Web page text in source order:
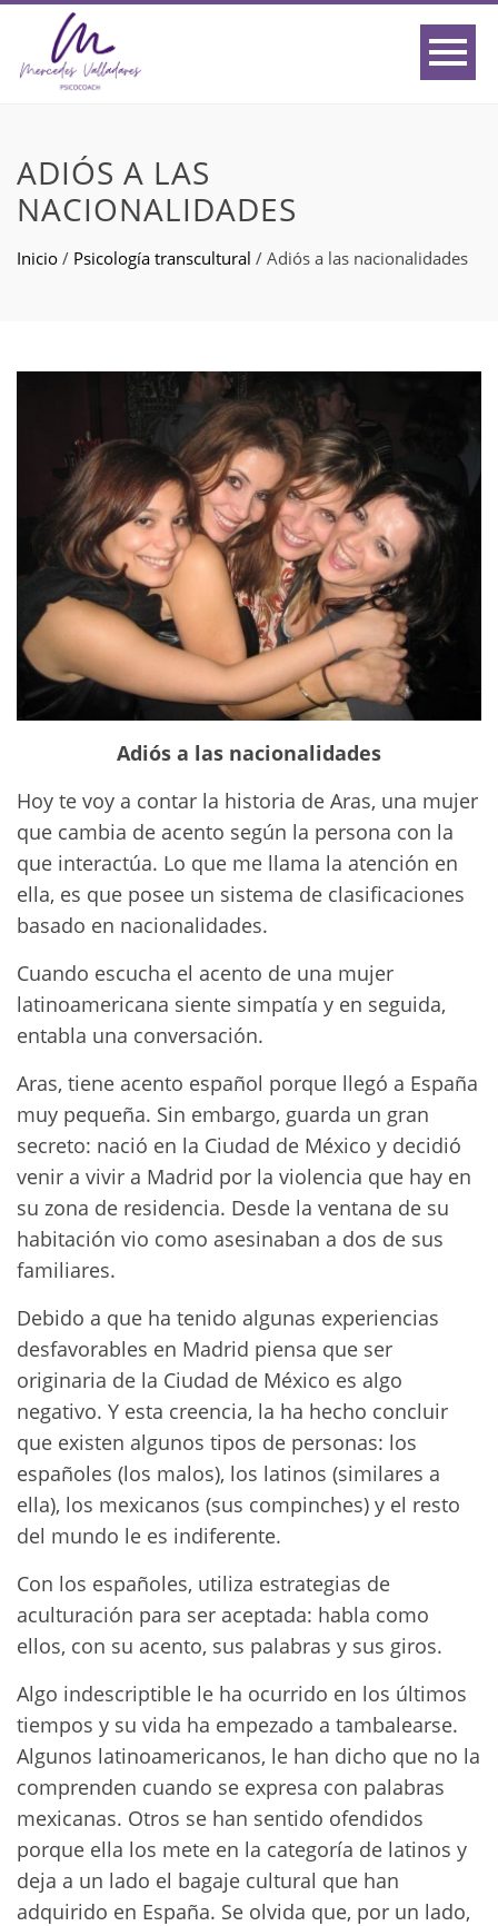
ADIÓS A LAS
NACIONALIDADES
Inicio / Psicología transcultural / Adiós a las nacionalidades
Adiós a las nacionalidades
Hoy te voy a contar la historia de Aras, una mujer
que cambia de acento según la persona con la
que interactúa. Lo que me llama la atención en
ella, es que posee un sistema de clasificaciones
basado en nacionalidades.
Cuando escucha el acento de una mujer
latinoamericana siente simpatía y en seguida,
entabla una conversación.
Aras, tiene acento español porque llegó a España
muy pequeña. Sin embargo, guarda un gran
secreto: nació en la Ciudad de México y decidió
venir a vivir a Madrid por la violencia que hay en
su zona de residencia. Desde la ventana de su
habitación vio como asesinaban a dos de sus
familiares.
Debido a que ha tenido algunas experiencias
desfavorables en Madrid piensa que ser
originaria de la Ciudad de México es algo
negativo. Y esta creencia, la ha hecho concluir
que existen algunos tipos de personas: los
españoles (los malos), los latinos (similares a
ella), los mexicanos (sus compinches) y el resto
del mundo le es indiferente.
Con los españoles, utiliza estrategias de
aculturación para ser aceptada: habla como
ellos, con su acento, sus palabras y sus giros.
Algo indescriptible le ha ocurrido en los últimos
tiempos y su vida ha empezado a tambalearse.
Algunos latinoamericanos, le han dicho que no la
comprenden cuando se expresa con palabras
mexicanas. Otros se han sentido ofendidos
porque ella los mete en la categoría de latinos y
deja a un lado el bagaje cultural que han
adquirido en España. Se olvida que, por un lado,